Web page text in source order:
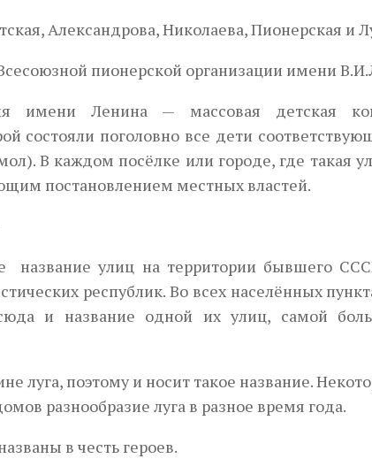
Александрова, Николаева, Пионерская и
пионерской организации имени
имени Ленина — массовая детская
состояли поголовно все дети
В каждом посёлке или городе, где такая
постановлением местных властей.
название улиц на территории бывшего
республик. Во всех населённых
и название одной их улиц, самой
луга, поэтому и носит такое название.
разнообразие луга в разное время года.
в честь героев.